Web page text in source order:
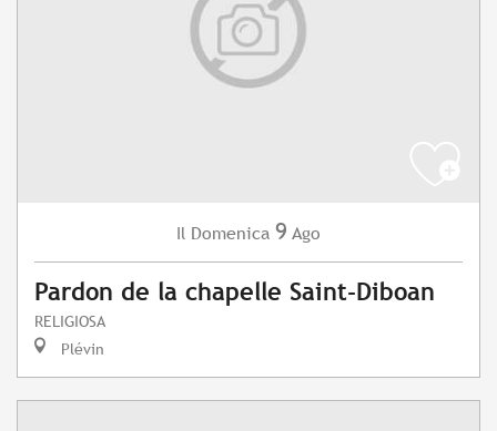
Il Domenica 9 Ago
Pardon de la chapelle Saint-Diboan
RELIGIOSA
Plévin